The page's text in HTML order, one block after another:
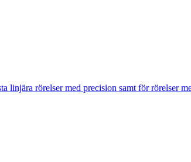
linjära rörelser med precision samt för rörelser